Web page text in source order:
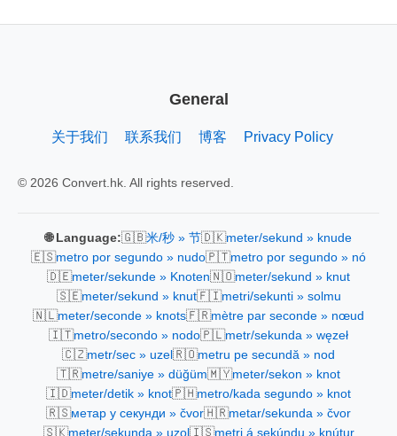
General
关于我们 联系我们 博客 Privacy Policy
© 2026 Convert.hk. All rights reserved.
🌐 Language:🇬🇧米/秒 » 节🇩🇰meter/sekund » knude
🇪🇸metro por segundo » nudo🇵🇹metro por segundo » nó
🇩🇪meter/sekunde » Knoten🇳🇴meter/sekund » knut
🇸🇪meter/sekund » knut🇫🇮metri/sekunti » solmu
🇳🇱meter/seconde » knots🇫🇷mètre par seconde » nœud
🇮🇹metro/secondo » nodo🇵🇱metr/sekunda » węzeł
🇨🇿metr/sec » uzel 🇷🇴metru pe secundă » nod
🇹🇷metre/saniye » düğüm🇲🇾meter/sekon » knot
🇮🇩meter/detik » knot🇵🇭metro/kada segundo » knot
🇷🇸метар у секунди » čvor🇭🇷metar/sekunda » čvor
🇸🇰meter/sekunda » uzol🇮🇸metri á sekúndu » knútur